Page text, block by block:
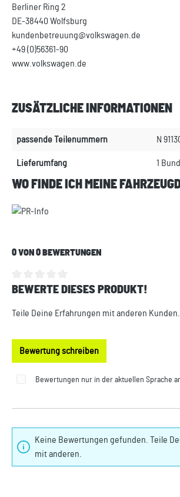
Berliner Ring 2
DE-38440 Wolfsburg
kundenbetreuung@volkswagen.de
+49 (0)56361-90
www.volkswagen.de
ZUSÄTZLICHE INFORMATIONEN
passende Teilenummern N
Lieferumfang 1
WO FINDE ICH MEINE
0 VON 0 BEWERTUNGEN
Durchschnittliche Bewertung von 0 von 5
BEWERTE DIESES PRODUKT!
Teile Deine Erfahrungen mit anderen Kunden.
Bewertung schreiben
Bewertungen nur in der aktuellen Sprache
Keine Bewertungen gefunden. Teile
mit anderen.